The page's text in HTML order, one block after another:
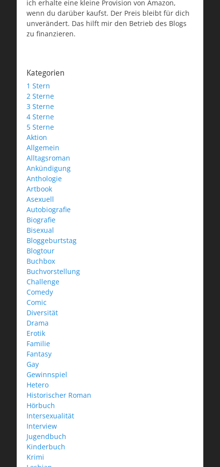
ich erhalte eine kleine Provision von Amazon,
wenn du darüber kaufst. Der Preis bleibt für dich
unverändert. Das hilft mir den Betrieb des Blogs
zu finanzieren.
Kategorien
1 Stern
2 Sterne
3 Sterne
4 Sterne
5 Sterne
Aktion
Allgemein
Alltagsroman
Ankündigung
Anthologie
Artbook
Asexuell
Autobiografie
Biografie
Bisexual
Bloggeburtstag
Blogtour
Buchbox
Buchvorstellung
Challenge
Comedy
Comic
Diversität
Drama
Erotik
Familie
Fantasy
Gay
Gewinnspiel
Hetero
Historischer Roman
Hörbuch
Intersexualität
Interview
Jugendbuch
Kinderbuch
Krimi